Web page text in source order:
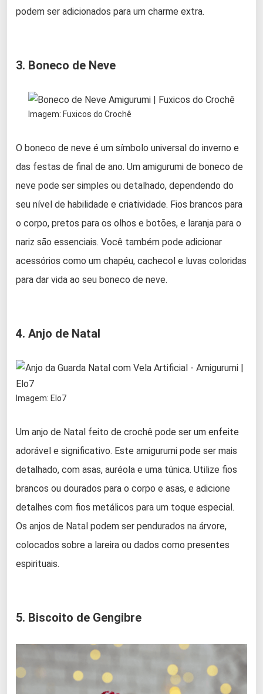
podem ser adicionados para um charme extra.
3. Boneco de Neve
Imagem: Fuxicos do Crochê
O boneco de neve é um símbolo universal do inverno e
das festas de final de ano. Um amigurumi de boneco de
neve pode ser simples ou detalhado, dependendo do
seu nível de habilidade e criatividade. Fios brancos para
o corpo, pretos para os olhos e botões, e laranja para o
nariz são essenciais. Você também pode adicionar
acessórios como um chapéu, cachecol e luvas coloridas
para dar vida ao seu boneco de neve.
4. Anjo de Natal
Imagem: Elo7
Um anjo de Natal feito de crochê pode ser um enfeite
adorável e significativo. Este amigurumi pode ser mais
detalhado, com asas, auréola e uma túnica. Utilize fios
brancos ou dourados para o corpo e asas, e adicione
detalhes com fios metálicos para um toque especial.
Os anjos de Natal podem ser pendurados na árvore,
colocados sobre a lareira ou dados como presentes
espirituais.
5. Biscoito de Gengibre